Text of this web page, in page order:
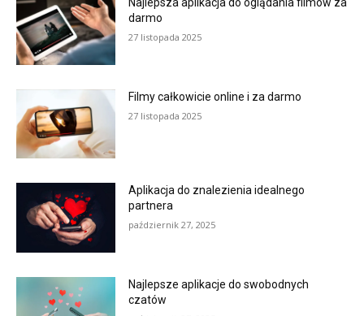
darmo
27 listopada 2025
Filmy całkowicie online i za darmo
27 listopada 2025
Aplikacja do znalezienia idealnego
partnera
październik 27, 2025
Najlepsze aplikacje do swobodnych
czatów